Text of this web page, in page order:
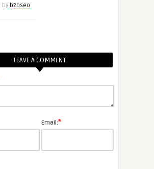
by b2bseo
LEAVE A COMMENT
Email:*